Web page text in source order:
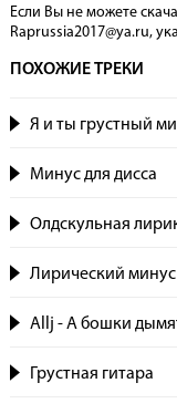
Если Вы не можете
Raprussia2017@ya.ru,
ПОХОЖИЕ ТРЕКИ
Я и ты грустный
Минус для дисса
Олдскульная
Лирический
Allj - А бошки
Грустная гитара